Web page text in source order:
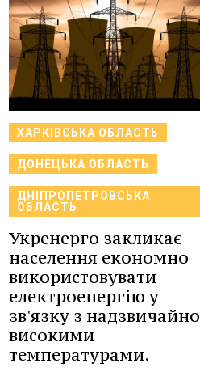
ХАРКІВСЬКА ОБЛАСТЬ
ДОНЕЦЬКА ОБЛАСТЬ
ДНІПРОПЕТРОВСЬКА
ОБЛАСТЬ
Укренерго закликає
населення економно
використовувати
електроенергію у
зв'язку з надзвичайно
високими
температурами.